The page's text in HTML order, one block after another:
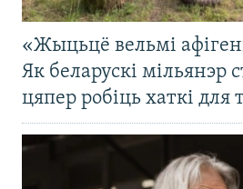
«Жыцьцё вельмі
Як беларускі мільянэр
цяпер робіць хаткі для